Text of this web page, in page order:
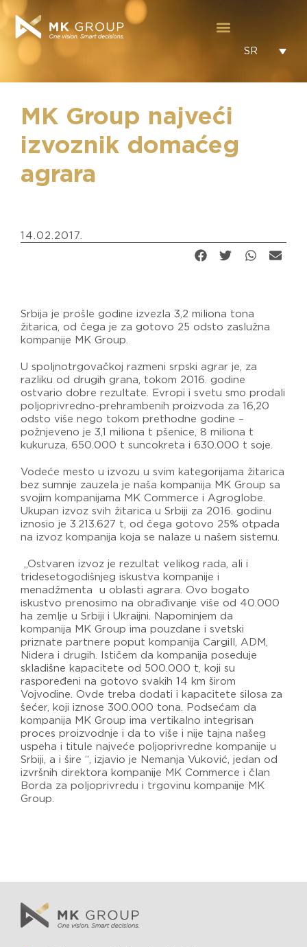
SR
MK Group najveći
izvoznik domaćeg
agrara
14.02.2017.
Srbija je prošle godine izvezla 3,2 miliona tona
žitarica, od čega je za gotovo 25 odsto zaslužna
kompanije MK Group.
U spoljnotrgovačkoj razmeni srpski agrar je, za
razliku od drugih grana, tokom 2016. godine
ostvario dobre rezultate. Evropi i svetu smo prodali
poljoprivredno-prehrambenih proizvoda za 16,20
odsto više nego tokom prethodne godine –
požnjeveno je 3,1 miliona t pšenice, 8 miliona t
kukuruza, 650.000 t suncokreta i 630.000 t soje.
Vodeće mesto u izvozu u svim kategorijama žitarica
bez sumnje zauzela je naša kompanija MK Group sa
svojim kompanijama MK Commerce i Agroglobe.
Ukupan izvoz svih žitarica u Srbiji za 2016. godinu
iznosio je 3.213.627 t, od čega gotovo 25% otpada
na izvoz kompanija koja se nalaze u našem sistemu.
„Ostvaren izvoz je rezultat velikog rada, ali i
tridesetogodišnjeg iskustva kompanije i
menadžmenta u oblasti agrara. Ovo bogato
iskustvo prenosimo na obrađivanje više od 40.000
ha zemlje u Srbiji i Ukraijni. Napominjem da
kompanija MK Group ima pouzdane i svetski
priznate partnere poput kompanija Cargill, ADM,
Nidera i drugih. Ističem da kompanija poseduje
skladišne kapacitete od 500.000 t, koji su
raspoređeni na gotovo svakih 14 km širom
Vojvodine. Ovde treba dodati i kapacitete silosa za
šećer, koji iznose 300.000 tona. Podsećam da
kompanija MK Group ima vertikalno integrisan
proces proizvodnje i da to više i nije tajna našeg
uspeha i titule najveće poljoprivredne kompanije u
Srbiji, a i šire “, izjavio je Nemanja Vuković, jedan od
izvršnih direktora kompanije MK Commerce i član
Borda za poljoprivredu i trgovinu kompanije MK
Group.